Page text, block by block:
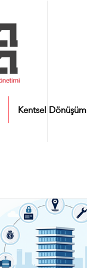
Kentsel Dönüşüm